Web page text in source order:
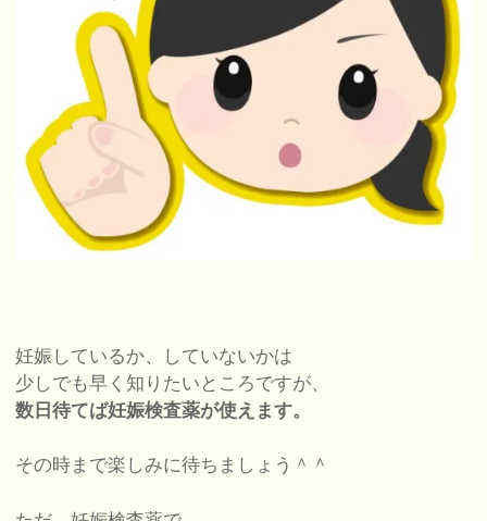
妊娠しているか、していないかは
少しでも早く知りたいところですが、
数日待てば妊娠検査薬が使えます。
その時まで楽しみに待ちましょう＾＾